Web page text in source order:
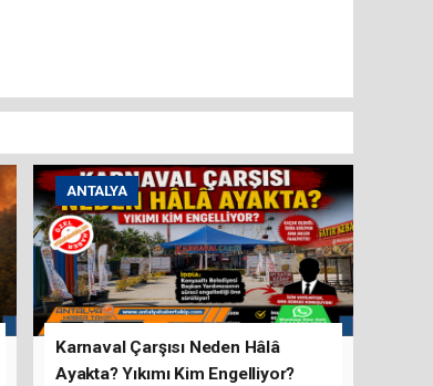
ANTALYA
Karnaval Çarşısı Neden Hâlâ
Ayakta? Yıkımı Kim Engelliyor?